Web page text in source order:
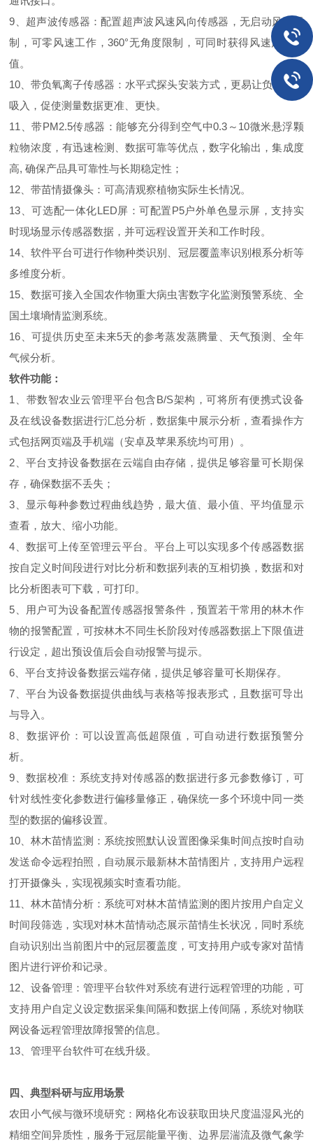
9、超声波传感器：配置超声波风速风向传感器，无启动风速限
制，可零风速工作，360°无角度限制，可同时获得风速风向数
值。
10、带负氧离子传感器：水平式探头安装方式，更易让负氧离子
吸入，促使测量数据更准、更快。
11、带PM2.5传感器：能够充分得到空气中0.3～10微米悬浮颗
粒物浓度，有迅速检测、数据可靠等优点，数字化输出，集成度
高, 确保产品具可靠性与长期稳定性；
12、带苗情摄像头：可高清观察植物实际生长情况。
13、可选配一体化LED屏：可配置P5户外单色显示屏，支持实
时现场显示传感器数据，并可远程设置开关和工作时段。
14、软件平台可进行作物种类识别、冠层覆盖率识别根系分析等
多维度分析。
15、数据可接入全国农作物重大病虫害数字化监测预警系统、全
国土壤墒情监测系统。
16、可提供历史至未来5天的参考蒸发蒸腾量、天气预测、全年
气候分析。
软件功能：
1、带数智农业云管理平台包含B/S架构，可将所有便携式设备
及在线设备数据进行汇总分析，数据集中展示分析，查看操作方
式包括网页端及手机端（安卓及苹果系统均可用）。
2、平台支持设备数据在云端自由存储，提供足够容量可长期保
存，确保数据不丢失；
3、显示每种参数过程曲线趋势，最大值、最小值、平均值显示
查看，放大、缩小功能。
4、数据可上传至管理云平台。平台上可以实现多个传感器数据
按自定义时间段进行对比分析和数据列表的互相切换，数据和对
比分析图表可下载，可打印。
5、用户可为设备配置传感器报警条件，预置若干常用的林木作
物的报警配置，可按林木不同生长阶段对传感器数据上下限值进
行设定，超出预设值后会自动报警与提示。
6、平台支持设备数据云端存储，提供足够容量可长期保存。
7、平台为设备数据提供曲线与表格等报表形式，且数据可导出
与导入。
8、数据评价：可以设置高低超限值，可自动进行数据预警分
析。
9、数据校准：系统支持对传感器的数据进行多元参数修订，可
针对线性变化参数进行偏移量修正，确保统一多个环境中同一类
型的数据的偏移设置。
10、林木苗情监测：系统按照默认设置图像采集时间点按时自动
发送命令远程拍照，自动展示最新林木苗情图片，支持用户远程
打开摄像头，实现视频实时查看功能。
11、林木苗情分析：系统可对林木苗情监测的图片按用户自定义
时间段筛选，实现对林木苗情动态展示苗情生长状况，同时系统
自动识别出当前图片中的冠层覆盖度，可支持用户或专家对苗情
图片进行评价和记录。
12、设备管理：管理平台软件对系统有进行远程管理的功能，可
支持用户自定义设定数据采集间隔和数据上传间隔，系统对物联
网设备远程管理故障报警的信息。
13、管理平台软件可在线升级。
四、典型科研与应用场景
农田小气候与微环境研究：网格化布设获取田块尺度温湿风光的
精细空间异质性，服务于冠层能量平衡、边界层湍流及微气象学